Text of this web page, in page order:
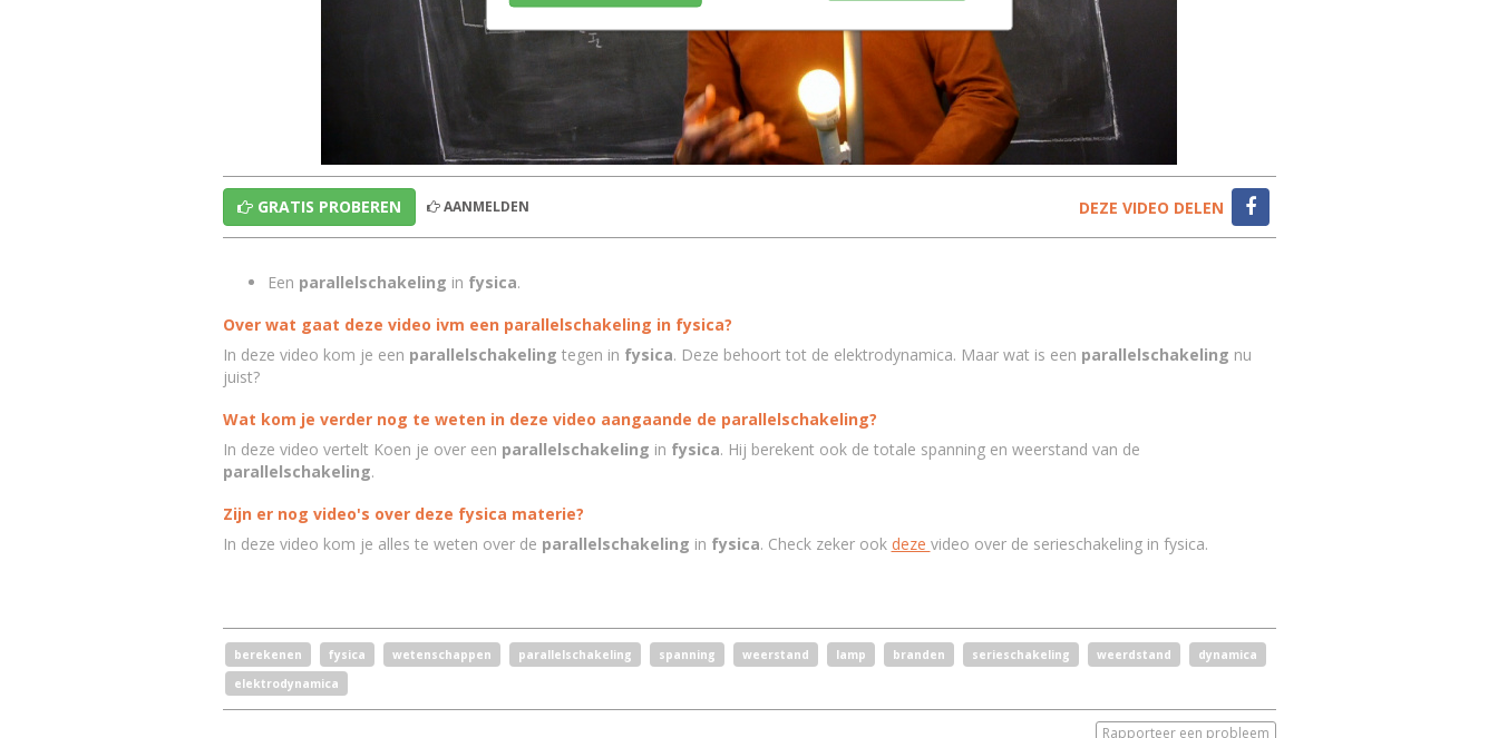
GRATIS PROBEREN AANMELDEN DEZE VIDEO DELEN
Een parallelschakeling in fysica.
Over wat gaat deze video ivm een parallelschakeling in fysica?
In deze video kom je een parallelschakeling tegen in fysica. Deze behoort tot de elektrodynamica. Maar wat is een parallelschakeling nu
juist?
Wat kom je verder nog te weten in deze video aangaande de parallelschakeling?
In deze video vertelt Koen je over een parallelschakeling in fysica. Hij berekent ook de totale spanning en weerstand van de
parallelschakeling.
Zijn er nog video's over deze fysica materie?
In deze video kom je alles te weten over de parallelschakeling in fysica. Check zeker ook deze video over de serieschakeling in fysica.
berekenen fysica wetenschappen parallelschakeling spanning weerstand lamp branden serieschakeling weerdstand
dynamica
elektrodynamica
Rapporteer een probleem